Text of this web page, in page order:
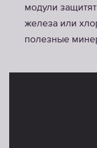
модули
железа или
полезные